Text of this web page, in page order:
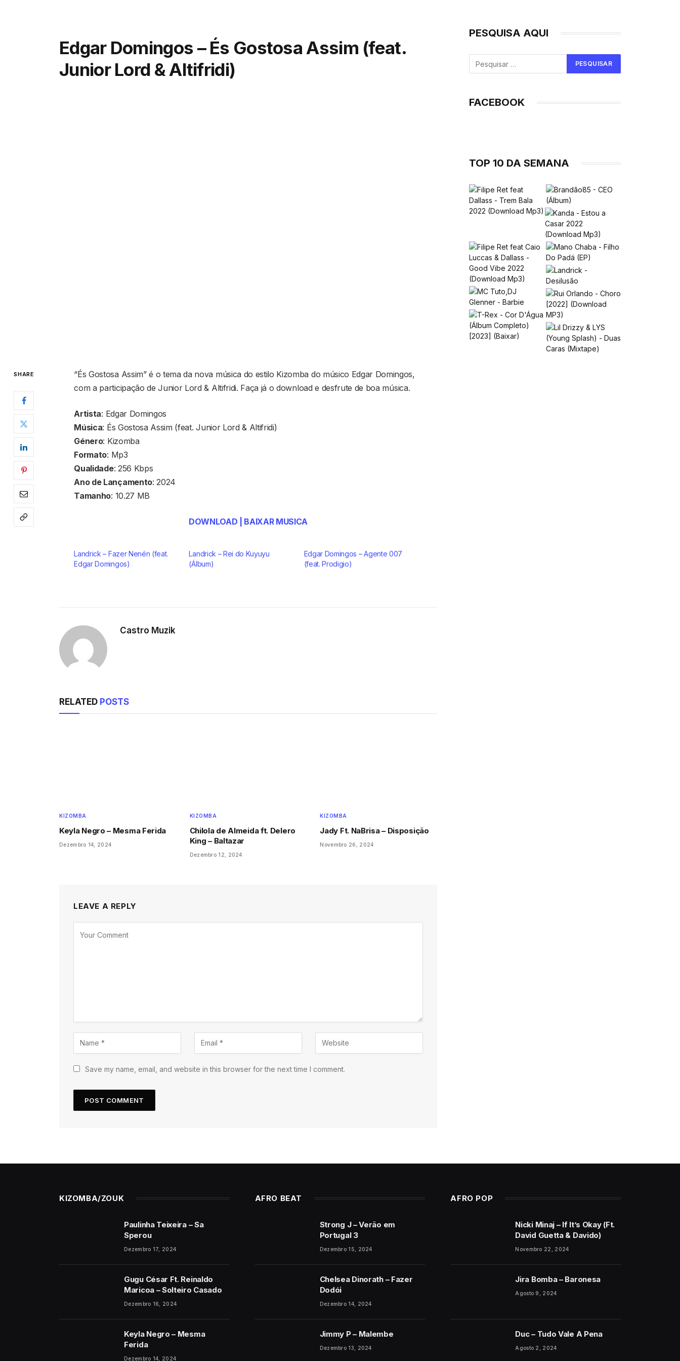
Edgar Domingos – És Gostosa Assim (feat.
Junior Lord & Altifridi)
SHARE
“És Gostosa Assim” é o tema da nova música do estilo Kizomba do músico Edgar Domingos,
com a participação de Junior Lord & Altifridi. Faça já o download e desfrute de boa música.
Artista: Edgar Domingos
Música: És Gostosa Assim (feat. Junior Lord & Altifridi)
Género: Kizomba
Formato: Mp3
Qualidade: 256 Kbps
Ano de Lançamento: 2024
Tamanho: 10.27 MB
DOWNLOAD | BAIXAR MUSICA
Landrick – Fazer Nenén (feat.
Edgar Domingos)
Landrick – Rei do Kuyuyu
(Álbum)
Edgar Domingos – Agente 007
(feat. Prodigio)
Castro Muzik
RELATED POSTS
KIZOMBA
Keyla Negro – Mesma Ferida
Dezembro 14, 2024
KIZOMBA
Chilola de Almeida ft. Delero
King – Baltazar
Dezembro 12, 2024
KIZOMBA
Jady Ft. NaBrisa – Disposição
Novembro 26, 2024
LEAVE A REPLY
Save my name, email, and website in this browser for the next time I comment.
PESQUISA AQUI
FACEBOOK
TOP 10 DA SEMANA
KIZOMBA/ZOUK
Paulinha Teixeira – Sa
Sperou
Dezembro 17, 2024
Gugu César Ft. Reinaldo
Maricoa – Solteiro Casado
Dezembro 16, 2024
Keyla Negro – Mesma
Ferida
Dezembro 14, 2024
AFRO BEAT
Strong J – Verão em
Portugal 3
Dezembro 15, 2024
Chelsea Dinorath – Fazer
Dodói
Dezembro 14, 2024
Jimmy P – Malembe
Dezembro 13, 2024
AFRO POP
Nicki Minaj – If It’s Okay (Ft.
David Guetta & Davido)
Novembro 22, 2024
Jira Bomba – Baronesa
Agosto 9, 2024
Duc – Tudo Vale A Pena
Agosto 2, 2024